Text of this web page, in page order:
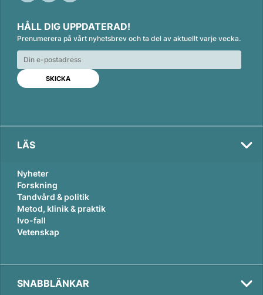
n
k
e
d
n
c
e
b
o
o
k
a
i
l
HÅLL DIG UPPDATERAD!
Prenumerera på vårt nyhetsbrev och ta del av aktuellt varje vecka.
LÄS
Nyheter
Forskning
Tandvård & politik
Metod, klinik & praktik
Ivo-fall
Vetenskap
SNABBLÄNKAR